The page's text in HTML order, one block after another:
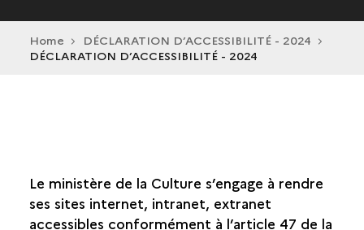
Home
DÉCLARATION D’ACCESSIBILITÉ - 2024
DÉCLARATION D’ACCESSIBILITÉ - 2024
Le ministère de la Culture s’engage à rendre
ses sites internet, intranet, extranet
accessibles conformément à l’article 47 de la